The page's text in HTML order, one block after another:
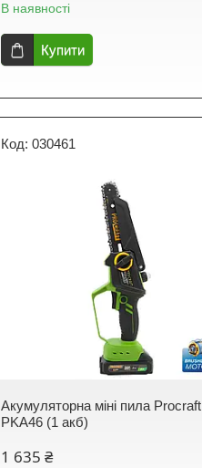
В наявності
Купити
030461
Акумуляторна міні пила Procraft
PKA46 (1 акб)
1 635 ₴